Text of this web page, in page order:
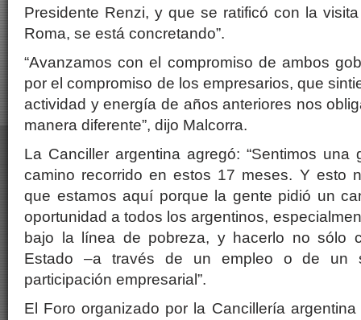
Presidente Renzi, y que se ratificó con la
Roma, se está concretando”.
“Avanzamos con el compromiso de ambos
por el compromiso de los empresarios, que
actividad y energía de años anteriores nos
manera diferente”, dijo Malcorra.
La Canciller argentina agregó: “Sentimos una
camino recorrido en estos 17 meses. Y esto
que estamos aquí porque la gente pidió un
oportunidad a todos los argentinos,
bajo la línea de pobreza, y hacerlo no sólo
Estado –a través de un empleo o de un
participación empresarial”.
El Foro organizado por la Cancillería